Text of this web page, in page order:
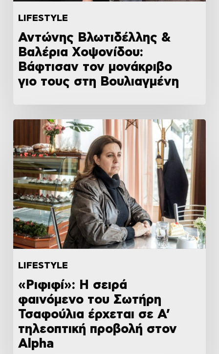
LIFESTYLE
Αντώνης Βλωτιδέλλης &
Βαλέρια Χοψονίδου:
Βάφτισαν τον μονάκριβο
γιο τους στη Βουλιαγμένη
LIFESTYLE
«Ριφιφί»: Η σειρά
φαινόμενο του Σωτήρη
Τσαφούλια έρχεται σε Α’
τηλεοπτική προβολή στον
Alpha